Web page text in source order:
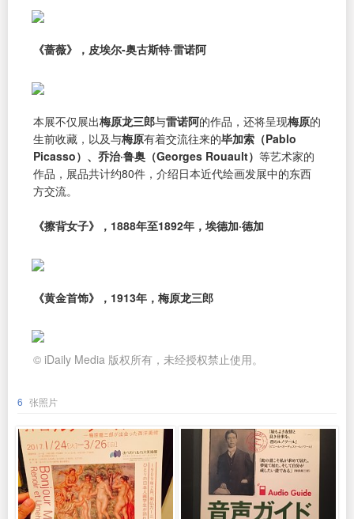
《蔷薇》，皮埃尔-奥古斯特·雷诺阿
本展不仅展出梅原龙三郎与雷诺阿的作品，还将呈现梅原的
生前收藏，以及与梅原有着交流往来的毕加索（Pablo
Picasso）、乔治·鲁奥（Georges Rouault） 等艺术家的
作品，展品共计约80件，介绍日本近代绘画发展中的东西
方交流。
《擦背女子》，1888年至1892年，埃德加·德加
《黄金首饰》，1913年，梅原龙三郎
© iDaily Media 版权所有，未经授权禁止使用。
6 张照片